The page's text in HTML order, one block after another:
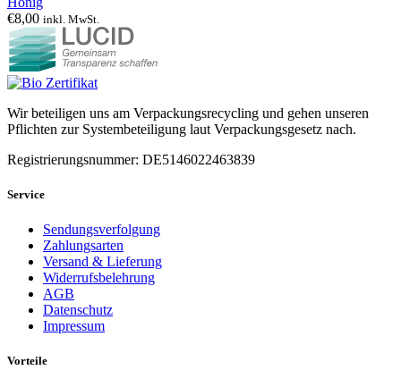
€8,00 inkl. MwSt.
Wir beteiligen uns am Verpackungsrecycling und gehen unseren
Pflichten zur Systembeteiligung laut Verpackungsgesetz nach.
Registrierungsnummer: DE5146022463839
Service
Sendungsverfolgung
Zahlungsarten
Versand & Lieferung
Widerrufsbelehrung
AGB
Datenschutz
Impressum
Vorteile